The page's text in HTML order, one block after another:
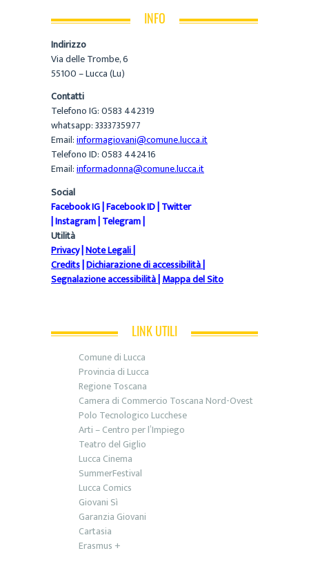
INFO
Indirizzo
Via delle Trombe, 6
55100 – Lucca (Lu)
Contatti
Telefono IG: 0583 442319
whatsapp: 3333735977
Email:informagiovani@comune.lucca.it
Telefono ID: 0583 442416
Email:informadonna@comune.lucca.it
Social
Facebook IG|Facebook ID|Twitter
|Instagram|Telegram|
Utilità
Privacy|Note Legali|
Credits|Dichiarazione di accessibilità|
Segnalazione accessibilità|Mappa del Sito
LINK UTILI
Comune di Lucca
Provincia di Lucca
Regione Toscana
Camera di Commercio Toscana Nord-Ovest
Polo Tecnologico Lucchese
Arti – Centro per l’Impiego
Teatro del Giglio
Lucca Cinema
SummerFestival
Lucca Comics
Giovani Sì
Garanzia Giovani
Cartasia
Erasmus +